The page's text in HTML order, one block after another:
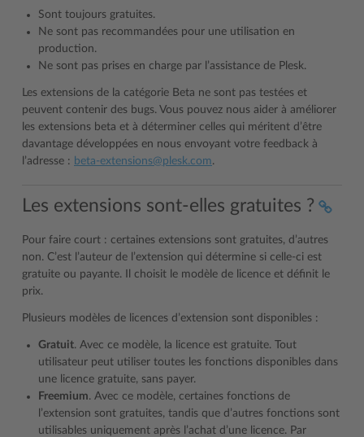
Sont toujours gratuites.
Ne sont pas recommandées pour une utilisation en
production.
Ne sont pas prises en charge par l’assistance de Plesk.
Les extensions de la catégorie Beta ne sont pas testées et
peuvent contenir des bugs. Vous pouvez nous aider à améliorer
les extensions beta et à déterminer celles qui méritent d’être
davantage développées en nous envoyant votre feedback à
l’adresse : beta-extensions@plesk.com.
Les extensions sont-elles gratuites ?
Pour faire court : certaines extensions sont gratuites, d’autres
non. C’est l’auteur de l’extension qui détermine si celle-ci est
gratuite ou payante. Il choisit le modèle de licence et définit le
prix.
Plusieurs modèles de licences d’extension sont disponibles :
Gratuit. Avec ce modèle, la licence est gratuite. Tout
utilisateur peut utiliser toutes les fonctions disponibles dans
une licence gratuite, sans payer.
Freemium. Avec ce modèle, certaines fonctions de
l’extension sont gratuites, tandis que d’autres fonctions sont
utilisables uniquement après l’achat d’une licence. Par